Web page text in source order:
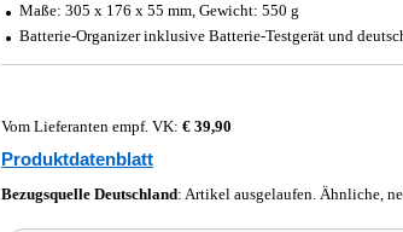
Maße: 305 x 176 x 55 mm, Gewicht: 550 g
Batterie-Organizer inklusive Batterie-Testgerät und
Vom Lieferanten empf. VK: € 39,90
Produktdatenblatt
Bezugsquelle Deutschland: Artikel ausgelaufen. Ähnliche,